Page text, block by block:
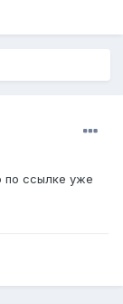
по ссылке уже